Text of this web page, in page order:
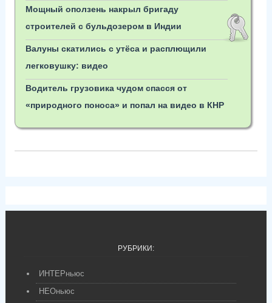
Мощный оползень накрыл бригаду
строителей c бульдозером в Индии
Валуны скатились с утёса и расплющили
легковушку: видео
Водитель грузовика чудом спасся от
«природного поноса» и попал на видео в КНР
РУБРИКИ:
ИНТЕРньюс
НЕОньюс